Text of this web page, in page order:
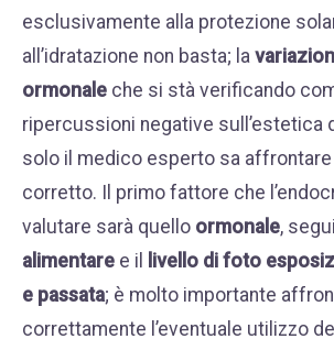
esclusivamente alla protezione
all’idratazione non basta; la
ormonale che si stà verificando
ripercussioni negative sull’estetica
solo il medico esperto sa
corretto. Il primo fattore che l’endocrinologo dovrà
valutare sarà quello ormonale,
alimentare e il
livello di foto
e passata; è molto importante
correttamente l’eventuale utilizzo